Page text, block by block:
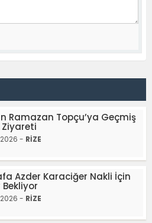
Ramazan Topçu’ya Geçmiş
Ziyareti
- RİZE
Azder Karaciğer Nakli İçin
- RİZE